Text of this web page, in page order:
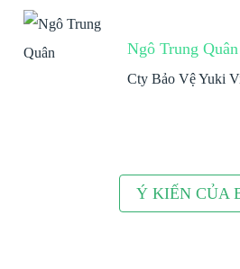
Ngô Trung Quân
Cty Bảo Vệ Yuki
Ý KIẾN CỦA